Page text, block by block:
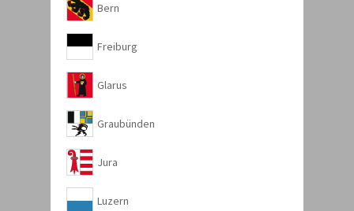
Bern
Freiburg
Glarus
Graubünden
Jura
Luzern